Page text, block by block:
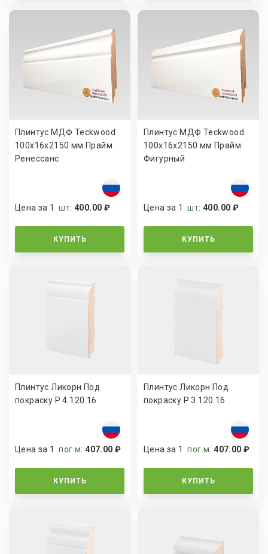
Плинтус МДФ Teckwood
100х16х2150 мм Прайм
Ренессанс
Цена за 1шт:400.00 ₽
КУПИТЬ
Плинтус МДФ Teckwood
100х16х2150 мм Прайм
Фигурный
Цена за 1шт:400.00 ₽
КУПИТЬ
Плинтус Ликорн Под
покраску Р 4.120.16
Цена за 1пог.м:407.00 ₽
КУПИТЬ
Плинтус Ликорн Под
покраску Р 3.120.16
Цена за 1пог.м:407.00 ₽
КУПИТЬ